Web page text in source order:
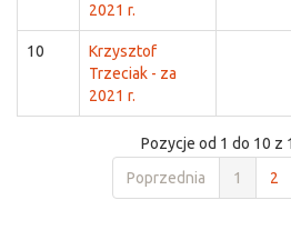
2021 r.
10
Krzysztof
Trzeciak - za
2021 r.
Pozycje od 1 do 10 z
Poprzednia
1 2